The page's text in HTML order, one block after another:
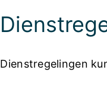
Dienstregelingen